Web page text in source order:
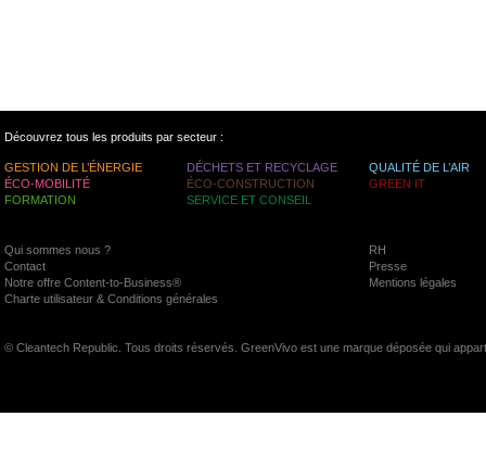
Découvrez tous les produits par secteur :
GESTION DE L’ÉNERGIE DÉCHETS ET RECYCLAGE
QUALITÉ DE L’AIR
ÉCO-MOBILITÉ
ÉCO-CONSTRUCTION
GREEN IT
FORMATION
SERVICE ET CONSEIL
Qui sommes nous ?
RH
Contact
Presse
Notre offre Content-to-Business®
Mentions légales
Charte utilisateur & Conditions générales
© Cleantech Republic. Tous droits réservés. GreenVivo est une marque déposée qui